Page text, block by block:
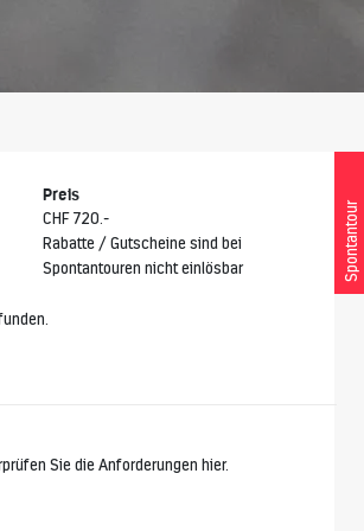
Spontantour
Preis
CHF 720.-
Rabatte / Gutscheine sind bei
Spontantouren nicht einlösbar
Sie die Anforderungen hier.